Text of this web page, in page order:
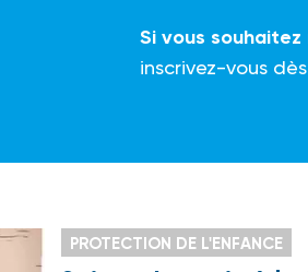
Si vous
inscrivez-vous
PROTECTION DE L'ENFANCE